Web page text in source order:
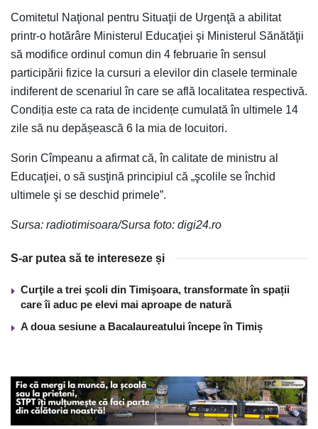
Comitetul Naţional pentru Situaţii de Urgenţă a abilitat
printr-o hotărâre Ministerul Educaţiei şi Ministerul Sănătăţii
să modifice ordinul comun din 4 februarie în sensul
participării fizice la cursuri a elevilor din clasele terminale
indiferent de scenariul în care se află localitatea respectivă.
Condiția este ca rata de incidențe cumulată în ultimele 14
zile să nu depășească 6 la mia de locuitori.
Sorin Cîmpeanu a afirmat că, în calitate de ministru al
Educaţiei, o să susţină principiul că „şcolile se închid
ultimele şi se deschid primele”.
Sursa: radiotimisoara/Sursa foto: digi24.ro
S-ar putea să te intereseze și
Curţile a trei şcoli din Timişoara, transformate în spații
care îi aduc pe elevi mai aproape de natură
A doua sesiune a Bacalaureatului începe în Timiș